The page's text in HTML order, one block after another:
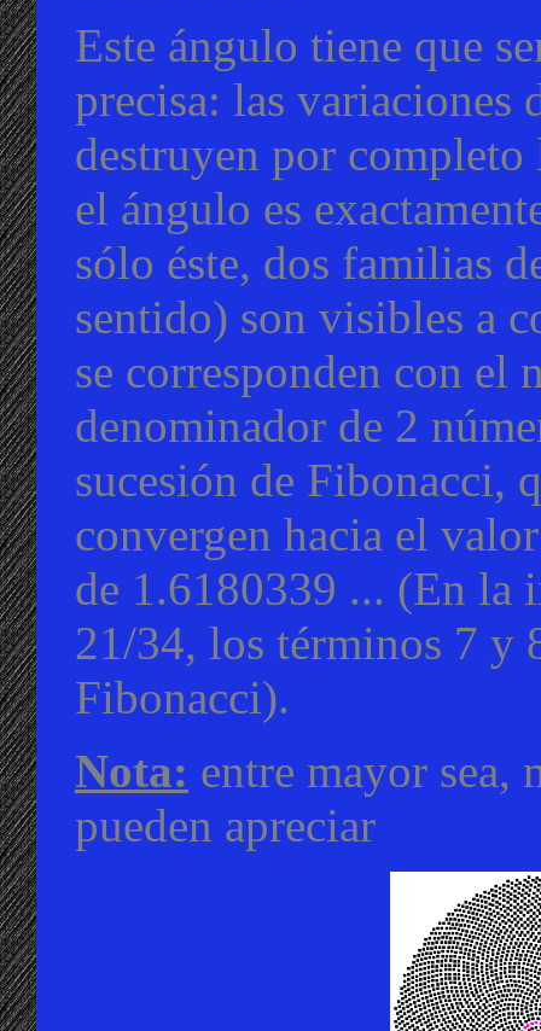
Este ángulo tiene que
precisa: las variaciones
destruyen por
el ángulo es
sólo éste, dos familias
sentido) son visibles a
se corresponden con el
denominador de 2
sucesión de Fibonacci,
convergen hacia el
de 1.6180339 ... (En la
21/34, los términos 7 y
Fibonacci).
Nota: entre mayor sea,
pueden apreciar